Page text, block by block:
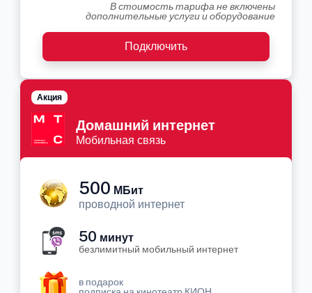
В стоимость тарифа не включены
дополнительные услуги и оборудование
Подключить
Домашний интернет
Мобильная связь
Акция
500 МБит
проводной интернет
50 минут
безлимитный мобильный интернет
в подарок